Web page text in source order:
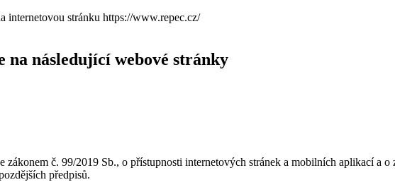
internetovou stránku https://www.repec.cz/
na následující webové stránky
zákonem č. 99/2019 Sb., o přístupnosti internetových stránek a mobilních aplikací a
předpisů.